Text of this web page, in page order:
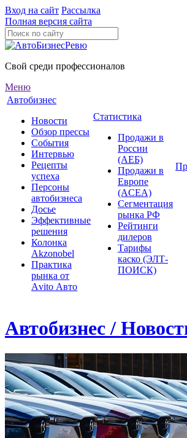
Вход на сайт Рассылка
Полная версия сайта
Свой среди профессионалов
Меню
Автобизнес
Новости
Обзор прессы
События
Интервью
Рецепты
успеха
Персоны
автобизнеса
Досье
Эффективные
решения
Колонка
Akzonobel
Практика
рынка от
Аvito Авто
Статистика
Продажи в
России
(АЕБ)
Продажи в
Европе
(ACEA)
Сегментация
рынка РФ
Рейтинги
дилеров
Тарифы
каско (ЭЛТ-
ПОИСК)
Автобизнес /